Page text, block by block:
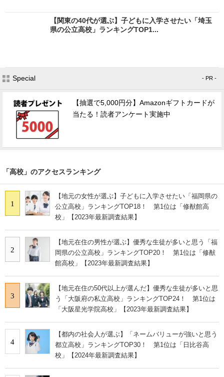
【関東の40代が選ぶ】子どもに入学させたい「埼玉
県の公立高校」ランキングTOP1...
Special - PR -
【抽選で5,000円分】Amazonギフトカードが
当たる！読者アンケート実施中
「高校」のアクセスランキング
1
【地元の女性が選ぶ】子どもに入学させたい「福岡県の
公立高校」ランキングTOP18！ 第1位は「修猷館高
校」【2023年最新調査結果】
2
【地元在住の男性が選ぶ】優秀な生徒が多いと思う「福
岡県の公立高校」ランキングTOP20！ 第1位は「修猷
館高校」【2023年最新調査結果】
3
【地元在住の50代以上が選んだ】優秀な生徒が多いと思
う「大阪府の私立高校」ランキングTOP24！ 第1位は
「大阪星光学院高校」【2023年最新調査結果】
4
【都内の社会人が選ぶ】「ネームバリューが強いと思う
都立高校」ランキングTOP30！ 第1位は「日比谷高
校」【2024年最新調査結果】